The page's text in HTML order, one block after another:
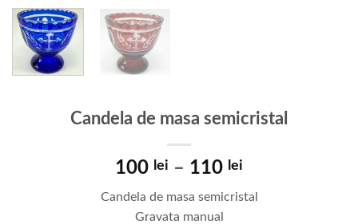
Candela de masa semicristal
100 lei – 110 lei
Candela de masa semicristal
Gravata manual